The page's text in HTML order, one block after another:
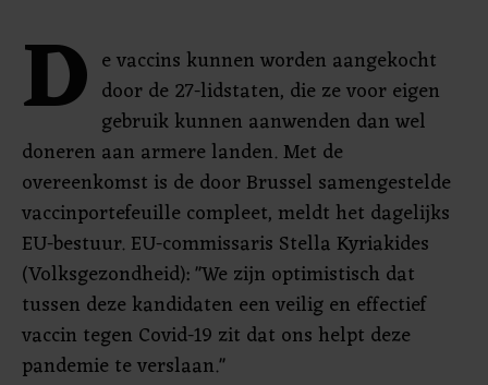
D e vaccins kunnen worden aangekocht
door de 27-lidstaten, die ze voor eigen
gebruik kunnen aanwenden dan wel
doneren aan armere landen. Met de
overeenkomst is de door Brussel samengestelde
vaccinportefeuille compleet, meldt het dagelijks
EU-bestuur. EU-commissaris Stella Kyriakides
(Volksgezondheid): "We zijn optimistisch dat
tussen deze kandidaten een veilig en effectief
vaccin tegen Covid-19 zit dat ons helpt deze
pandemie te verslaan."